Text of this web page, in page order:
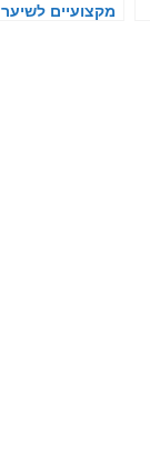
מקצועיים לשיער